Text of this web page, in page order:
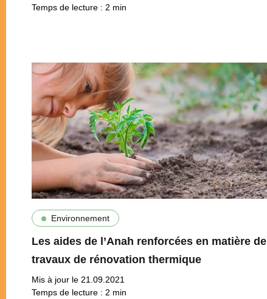
Temps de lecture : 2 min
Environnement
Les aides de l’Anah renforcées en matière de
travaux de rénovation thermique
Mis à jour le 21.09.2021
Temps de lecture : 2 min